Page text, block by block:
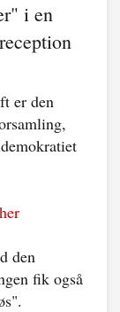
i en
er den
den
fik også